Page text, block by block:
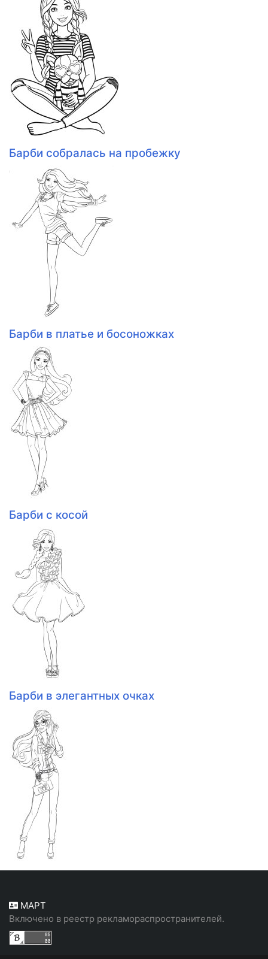
Барби собралась на пробежку
Барби в платье и босоножках
Барби с косой
Барби в элегантных очках
МАРТ
Включено в реестр рекламораспространителей.